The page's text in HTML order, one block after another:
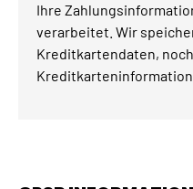
Ihre
verarbeitet. Wir
Kreditkartendaten,